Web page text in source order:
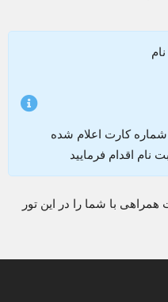
شماره کارت اعلام شده
نام اقدام فرمایید
با شما را در این تور